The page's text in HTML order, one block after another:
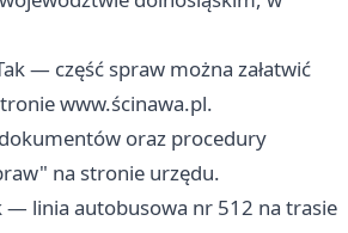
— część spraw można załatwić
www.ścinawa.pl.
oraz procedury
na stronie urzędu.
— linia autobusowa nr 512 na trasie